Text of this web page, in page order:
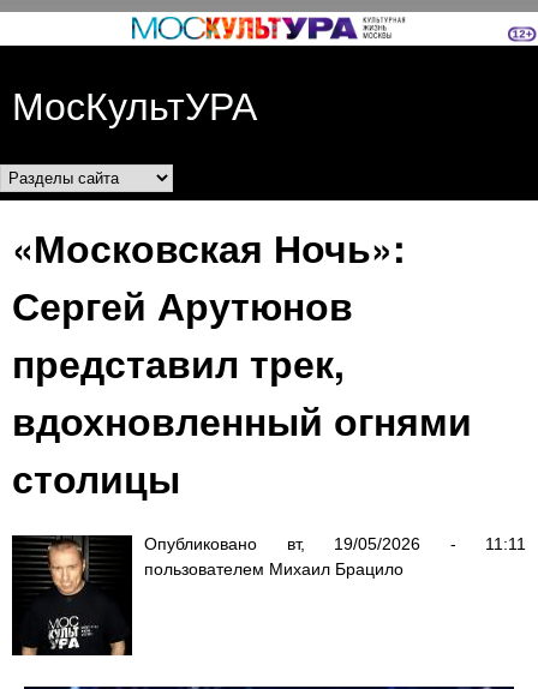
Перейти к основному
МосКультУРА
Разделы сайта
«Московская Ночь»:
Сергей Арутюнов
представил трек,
вдохновленный огнями
столицы
Опубликовано вт, 19/05/2026 - 11:11
пользователем Михаил Брацило